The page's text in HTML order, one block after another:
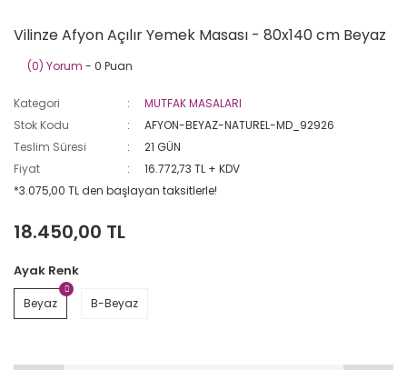
Vilinze Afyon Açılır Yemek Masası - 80x140 cm Beyaz
(0) Yorum - 0 Puan
Kategori
MUTFAK MASALARI
Stok Kodu
AFYON-BEYAZ-NATUREL-MD_92926
Teslim Süresi
21 GÜN
Fiyat
16.772,73 TL + KDV
*3.075,00 TL den başlayan taksitlerle!
18.450,00 TL
Ayak Renk
Beyaz B-Beyaz